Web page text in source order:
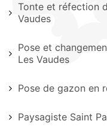
Tonte et réfection
Vaudes
Pose et
Les Vaudes
Pose de gazon en
Paysagiste Saint